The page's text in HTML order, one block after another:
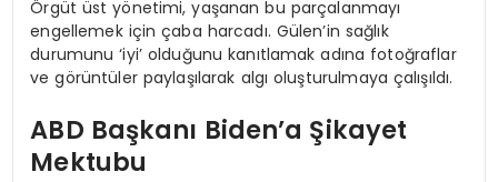
Örgüt üst yönetimi, yaşanan bu parçalanmayı
engellemek için çaba harcadı. Gülen’in sağlık
durumunu ‘iyi’ olduğunu kanıtlamak adına fotoğraflar
ve görüntüler paylaşılarak algı oluşturulmaya çalışıldı.
ABD Başkanı Biden’a Şikayet
Mektubu